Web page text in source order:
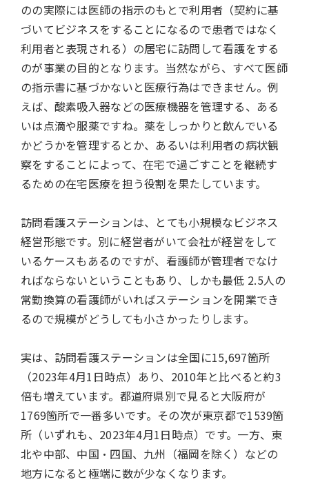
のの実際には医師の指示のもとで利用者（契約に基
づいてビジネスをすることになるので患者ではなく
利用者と表現される）の居宅に訪問して看護をする
のが事業の目的となります。当然ながら、すべて医師
の指示書に基づかないと医療行為はできません。例
えば、酸素吸入器などの医療機器を管理する、ある
いは点滴や服薬ですね。薬をしっかりと飲んでいる
かどうかを管理するとか、あるいは利用者の病状観
察をすることによって、在宅で過ごすことを継続す
るための在宅医療を担う役割を果たしています。
訪問看護ステーションは、とても小規模なビジネス
経営形態です。別に経営者がいて会社が経営をして
いるケースもあるのですが、看護師が管理者でなけ
ればならないということもあり、しかも最低 2.5人の
常勤換算の看護師がいればステーションを開業でき
るので規模がどうしても小さかったりします。
実は、訪問看護ステーションは全国に15,697箇所
（2023年4月1日時点）あり、2010年と比べると約3
倍も増えています。都道府県別で見ると大阪府が
1769箇所で一番多いです。その次が東京都で1539箇
所（いずれも、2023年4月1日時点）です。一方、東
北や中部、中国・四国、九州（福岡を除く）などの
地方になると極端に数が少なくなります。